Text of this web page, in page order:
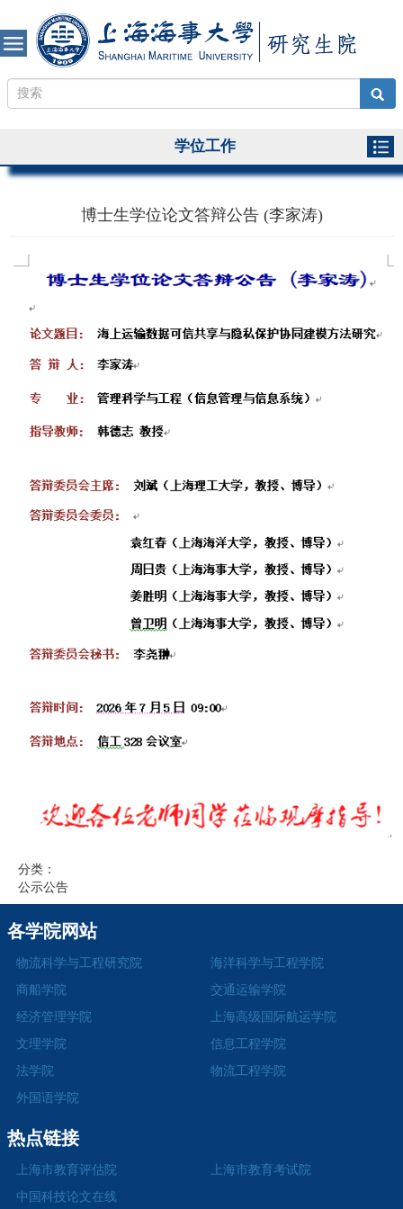
学位工作
博士生学位论文答辩公告 (李家涛)
分类：
公示公告
各学院网站
物流科学与工程研究院
海洋科学与工程学院
商船学院
交通运输学院
经济管理学院
上海高级国际航运学院
文理学院
信息工程学院
法学院
物流工程学院
外国语学院
热点链接
上海市教育评估院
上海市教育考试院
中国科技论文在线